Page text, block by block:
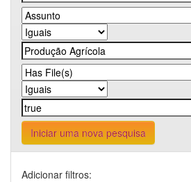
Iniciar uma nova pesquisa
Adicionar filtros: